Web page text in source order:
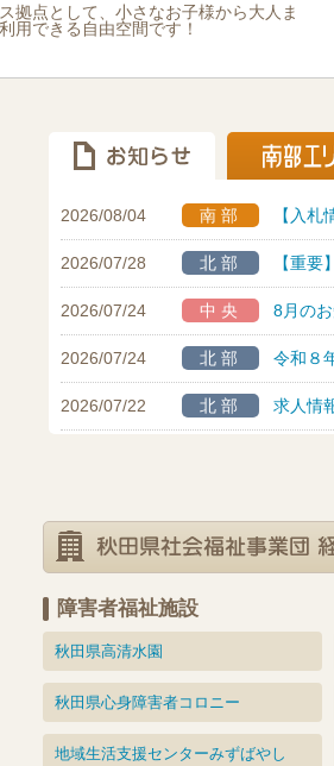
拠点として、小さなお子様から大人ま
用できる自由空間です！
2026/08/04 南部 【入
2026/07/28 北部 【重
2026/07/24 中央 8月の
2026/07/24 北部 令和８
2026/07/22 北部 求人情
障害者福祉施設
秋田県高清水園
秋田県心身障害者コロニー
地域生活支援センターみずばやし